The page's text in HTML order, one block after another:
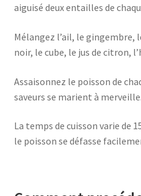
aiguisé deux entailles de
Mélangez l’ail, le gingembre,
noir, le cube, le jus de citron,
Assaisonnez le poisson de
saveurs se marient à merveille.
La temps de cuisson varie de
le poisson se défasse